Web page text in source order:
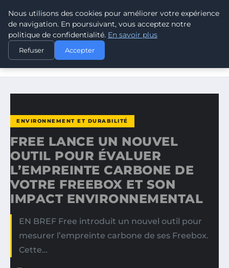
CLIMATE RESPONSE BLOG
ACCUEIL
ENVIRONNEMENT ET DURABILITÉ
FREE LANCE UN NOUVEL OUTIL POUR ÉVALUER
ENVIRONNEMENT ET DURABILITÉ
FREE LANCE UN NOUVEL
OUTIL POUR ÉVALUER
L’EMPREINTE CARBONE DE
VOTRE FREEBOX ET SON
IMPACT ENVIRONNEMENTAL
EN BREF Free introduit un nouvel outil pour
mesurer l’empreinte carbone de ses Freebox.
Cette…
Nous utilisons des cookies pour améliorer votre expérience
de navigation. En poursuivant, vous acceptez notre
politique de confidentialité. En savoir plus
Refuser Accepter